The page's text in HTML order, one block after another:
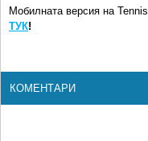
Мобилната версия на
ТУК!
КОМЕНТАРИ